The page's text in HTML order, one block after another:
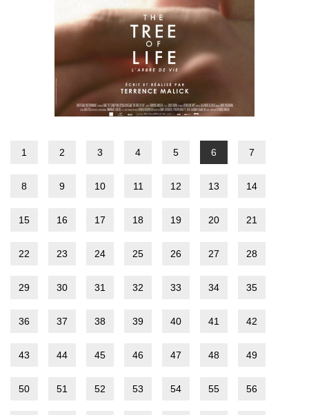
1 2 3 4 5 6 7
8 9 10 11 12 13 14
15 16 17 18 19 20 21
22 23 24 25 26 27 28
29 30 31 32 33 34 35
36 37 38 39 40 41 42
43 44 45 46 47 48 49
50 51 52 53 54 55 56